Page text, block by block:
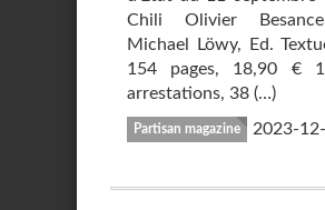
Chili Olivier
Michael Löwy, Ed.
154 pages, 18,90 €
arrestations, 38 (…)
Partisan magazine 2023-